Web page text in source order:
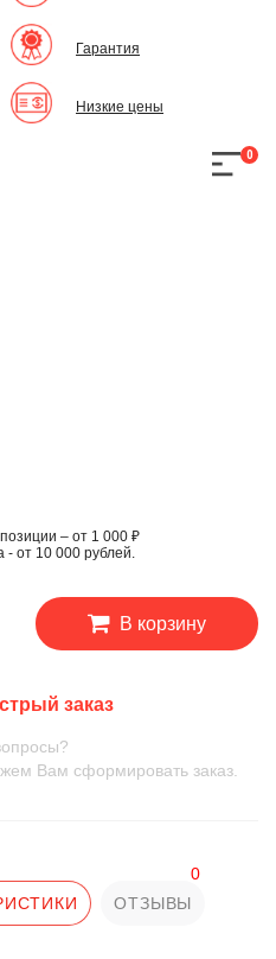
Гарантия
Низкие цены
0
– от 1 000 ₽
от 10 000 рублей.
В корзину
заказ
Вам сформировать заказ.
ОТЗЫВЫ
0